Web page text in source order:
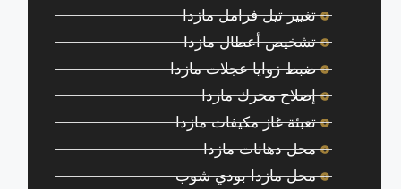
تغيير تيل فرامل مازدا
تشخيص أعطال مازدا
ضبط زوايا عجلات مازدا
إصلاح محرك مازدا
تعبئة غاز مكيفات مازدا
محل دهانات مازدا
محل مازدا بودي شوب